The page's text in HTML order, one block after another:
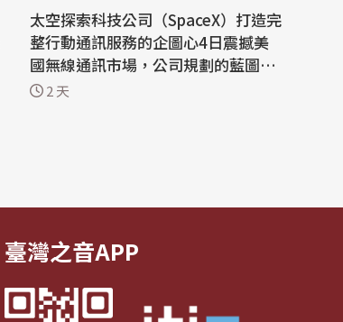
太空探索科技公司（SpaceX）打造完
整行動通訊服務的企圖心4日震撼美
國無線通訊市場，公司規劃的藍圖可
能使旗下星鏈（Starlink）與威瑞森
2 天
臺灣之音APP